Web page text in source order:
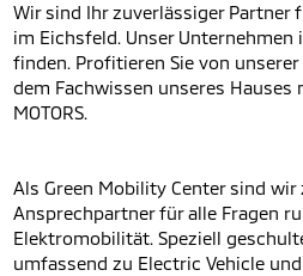
Wir sind Ihr zuverlässiger Partner
im Eichsfeld. Unser
finden. Profitieren Sie von
dem Fachwissen unseres Hauses
MOTORS.
Als Green Mobility Center sind wir
Ansprechpartner für alle Fragen
Elektromobilität. Speziell
umfassend zu Electric Vehicle